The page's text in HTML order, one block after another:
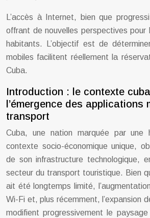
L’accès à Internet, bien que
offrant de nouvelles perspectives pour
habitants. L’objectif est de
mobiles facilitent réellement la
Cuba.
Introduction : le contexte
l’émergence des applications
transport
Cuba, une nation marquée par une
contexte socio-économique unique,
de son infrastructure technologique,
secteur du transport touristique. Bien
ait été longtemps limité,
Wi-Fi et, plus récemment, l’expansion
modifient progressivement le